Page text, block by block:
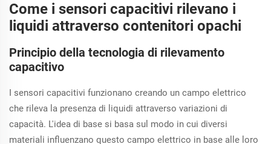
Come i sensori capacitivi rilevano i
liquidi attraverso contenitori opachi
Principio della tecnologia di rilevamento
capacitivo
I sensori capacitivi funzionano creando un campo elettrico
che rileva la presenza di liquidi attraverso variazioni di
capacità. L'idea di base si basa sul modo in cui diversi
materiali influenzano questo campo elettrico in base alle loro